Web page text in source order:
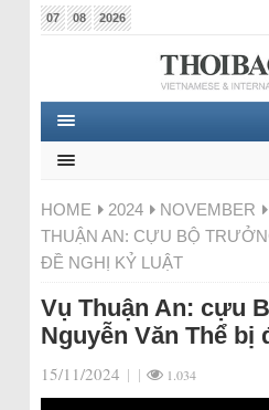
07 08 2026
HOME 2024 NOVEMBER
THUẬN AN: CỰU BỘ
ĐỀ NGHỊ KỶ LUẬT
Vụ Thuận An: cựu
Nguyễn Văn Thể bị
15/11/2024 | | 1.034